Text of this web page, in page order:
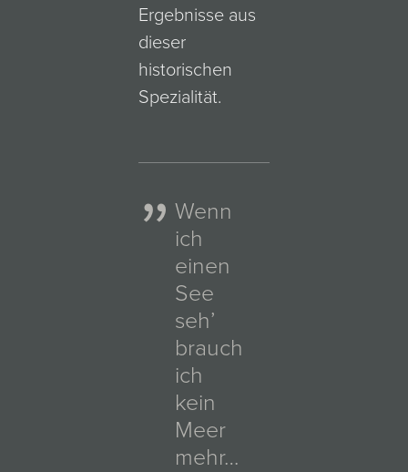
Ergebnisse aus
dieser
historischen
Spezialität.
Wenn
ich
einen
See
seh’
brauch
ich
kein
Meer
mehr…